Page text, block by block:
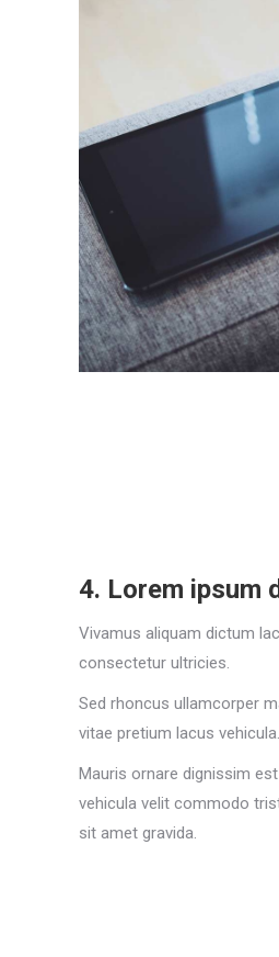
4. Lorem ipsum
Vivamus aliquam dictum
consectetur ultricies.
Sed rhoncus ullamcorper
vitae pretium lacus vehicula.
Mauris ornare dignissim
vehicula velit commodo
sit amet gravida.